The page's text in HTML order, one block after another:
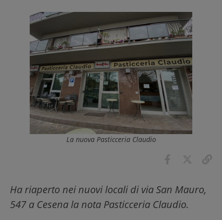
La nuova Pasticceria Claudio
Ha riaperto nei nuovi locali di via San Mauro,
547 a Cesena la nota Pasticceria Claudio.